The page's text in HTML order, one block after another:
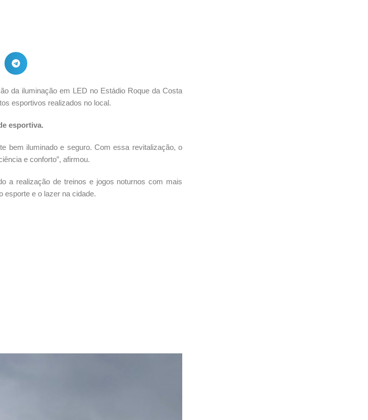
da iluminação em LED no Estádio Roque da Costa
esportivos realizados no local.
esportiva.
bem iluminado e seguro. Com essa revitalização, o
e conforto”, afirmou.
a realização de treinos e jogos noturnos com mais
esporte e o lazer na cidade.